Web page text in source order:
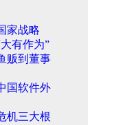
家战略
有作为”
贩到董事
国软件外
机三大根